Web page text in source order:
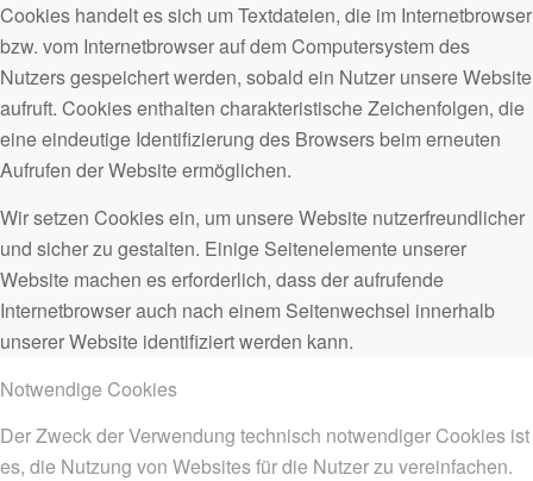
Cookies handelt es sich um Textdateien, die im Internetbrowser
bzw. vom Internetbrowser auf dem Computersystem des
Nutzers gespeichert werden, sobald ein Nutzer unsere Website
aufruft. Cookies enthalten charakteristische Zeichenfolgen, die
eine eindeutige Identifizierung des Browsers beim erneuten
Aufrufen der Website ermöglichen.
Wir setzen Cookies ein, um unsere Website nutzerfreundlicher
und sicher zu gestalten. Einige Seitenelemente unserer
Website machen es erforderlich, dass der aufrufende
Internetbrowser auch nach einem Seitenwechsel innerhalb
unserer Website identifiziert werden kann.
Notwendige Cookies
Der Zweck der Verwendung technisch notwendiger Cookies ist
es, die Nutzung von Websites für die Nutzer zu vereinfachen.